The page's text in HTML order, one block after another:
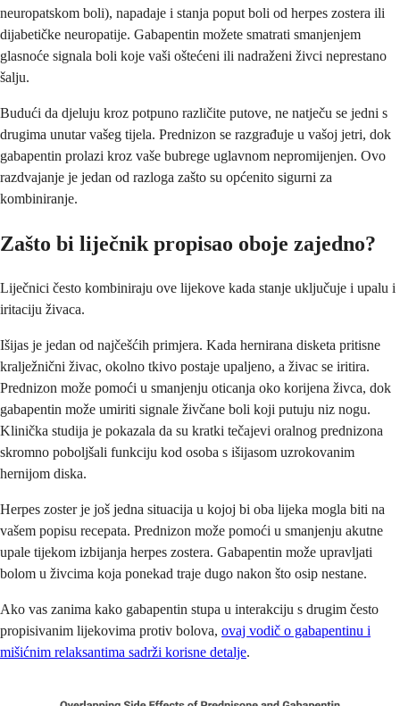
neuropatskom boli), napadaje i stanja poput boli od herpes zostera ili
dijabetičke neuropatije. Gabapentin možete smatrati smanjenjem
glasnoće signala boli koje vaši oštećeni ili nadraženi živci neprestano
šalju.
Budući da djeluju kroz potpuno različite putove, ne natječu se jedni s
drugima unutar vašeg tijela. Prednizon se razgrađuje u vašoj jetri, dok
gabapentin prolazi kroz vaše bubrege uglavnom nepromijenjen. Ovo
razdvajanje je jedan od razloga zašto su općenito sigurni za
kombiniranje.
Zašto bi liječnik propisao oboje zajedno?
Liječnici često kombiniraju ove lijekove kada stanje uključuje i upalu i
iritaciju živaca.
Išijas je jedan od najčešćih primjera. Kada hernirana disketa pritisne
kralježnični živac, okolno tkivo postaje upaljeno, a živac se iritira.
Prednizon može pomoći u smanjenju oticanja oko korijena živca, dok
gabapentin može umiriti signale živčane boli koji putuju niz nogu.
Klinička studija je pokazala da su kratki tečajevi oralnog prednizona
skromno poboljšali funkciju kod osoba s išijasom uzrokovanim
hernijom diska.
Herpes zoster je još jedna situacija u kojoj bi oba lijeka mogla biti na
vašem popisu recepata. Prednizon može pomoći u smanjenju akutne
upale tijekom izbijanja herpes zostera. Gabapentin može upravljati
bolom u živcima koja ponekad traje dugo nakon što osip nestane.
Ako vas zanima kako gabapentin stupa u interakciju s drugim često
propisivanim lijekovima protiv bolova, ovaj vodič o gabapentinu i
mišićnim relaksantima sadrži korisne detalje.